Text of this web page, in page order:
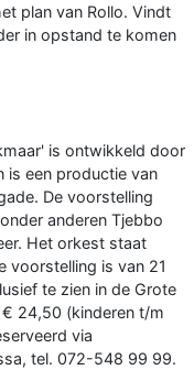
plan van Rollo. Vindt
in opstand te komen
is ontwikkeld door
is een productie van
De voorstelling
anderen Tjebbo
Het orkest staat
voorstelling is van 21
te zien in de Grote
24,50 (kinderen t/m
via
tel. 072-548 99 99.